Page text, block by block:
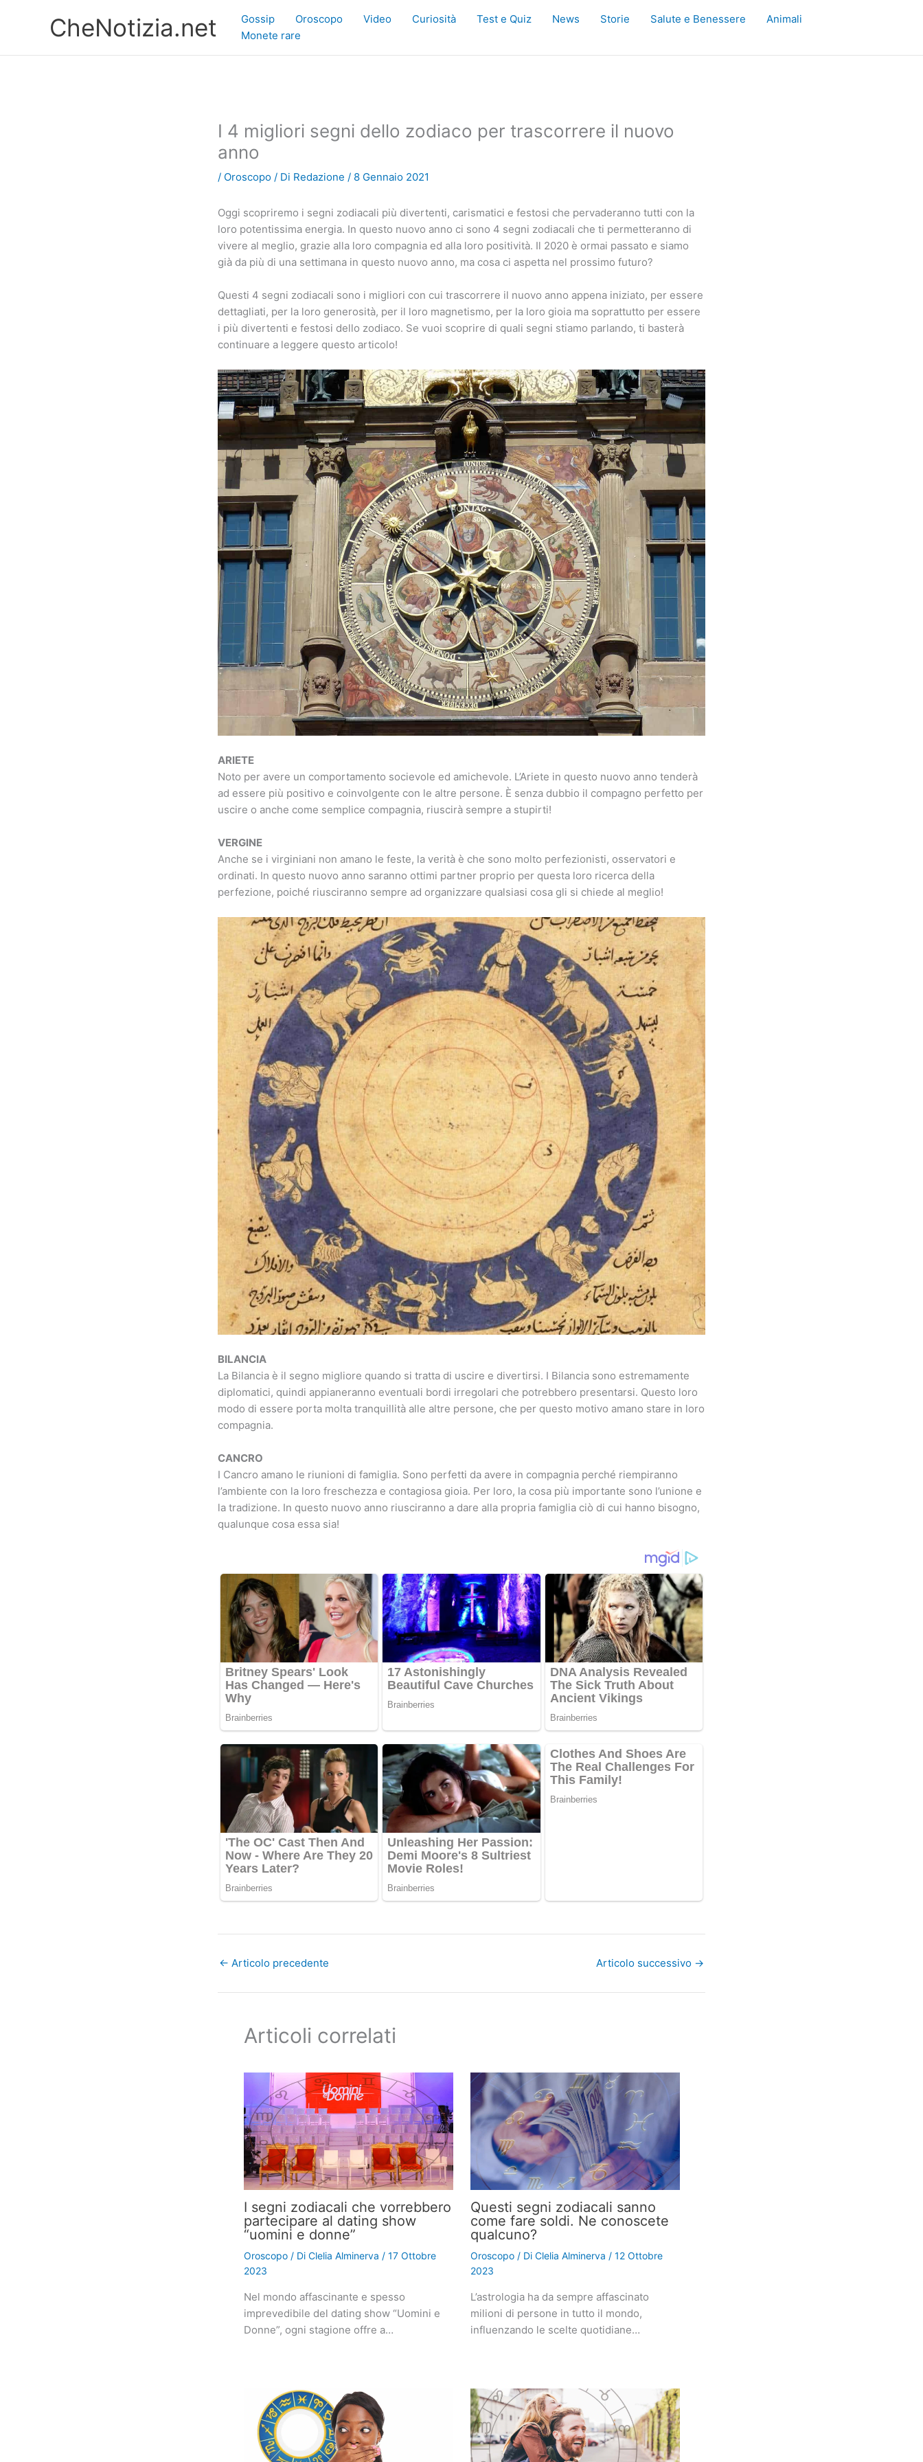
CheNotizia.net Gossip Oroscopo Video Curiosità Test e Quiz News Storie Salute e Benessere
Animali
Monete rare
I 4 migliori segni dello zodiaco per trascorrere il nuovo
anno
/ Oroscopo / Di Redazione / 8 Gennaio 2021
Oggi scopriremo i segni zodiacali più divertenti, carismatici e festosi che pervaderanno tutti con la
loro potentissima energia. In questo nuovo anno ci sono 4 segni zodiacali che ti permetteranno di
vivere al meglio, grazie alla loro compagnia ed alla loro positività. Il 2020 è ormai passato e siamo
già da più di una settimana in questo nuovo anno, ma cosa ci aspetta nel prossimo futuro?
Questi 4 segni zodiacali sono i migliori con cui trascorrere il nuovo anno appena iniziato, per essere
dettagliati, per la loro generosità, per il loro magnetismo, per la loro gioia ma soprattutto per essere
i più divertenti e festosi dello zodiaco. Se vuoi scoprire di quali segni stiamo parlando, ti basterà
continuare a leggere questo articolo!
ARIETE
Noto per avere un comportamento socievole ed amichevole. L’Ariete in questo nuovo anno tenderà
ad essere più positivo e coinvolgente con le altre persone. È senza dubbio il compagno perfetto per
uscire o anche come semplice compagnia, riuscirà sempre a stupirti!
VERGINE
Anche se i virginiani non amano le feste, la verità è che sono molto perfezionisti, osservatori e
ordinati. In questo nuovo anno saranno ottimi partner proprio per questa loro ricerca della
perfezione, poiché riusciranno sempre ad organizzare qualsiasi cosa gli si chiede al meglio!
BILANCIA
La Bilancia è il segno migliore quando si tratta di uscire e divertirsi. I Bilancia sono estremamente
diplomatici, quindi appianeranno eventuali bordi irregolari che potrebbero presentarsi. Questo loro
modo di essere porta molta tranquillità alle altre persone, che per questo motivo amano stare in loro
compagnia.
CANCRO
I Cancro amano le riunioni di famiglia. Sono perfetti da avere in compagnia perché riempiranno
l’ambiente con la loro freschezza e contagiosa gioia. Per loro, la cosa più importante sono l’unione e
la tradizione. In questo nuovo anno riusciranno a dare alla propria famiglia ciò di cui hanno bisogno,
qualunque cosa essa sia!
← Articolo precedente Articolo successivo →
Articoli correlati
I segni zodiacali che vorrebbero
partecipare al dating show
“uomini e donne”
Oroscopo/ Di Clelia Alminerva / 17 Ottobre
2023
Nel mondo affascinante e spesso
imprevedibile del dating show “Uomini e
Donne”, ogni stagione offre a…
Questi segni zodiacali sanno
come fare soldi. Ne conoscete
qualcuno?
Oroscopo/ Di Clelia Alminerva / 12 Ottobre
2023
L’astrologia ha da sempre affascinato
milioni di persone in tutto il mondo,
influenzando le scelte quotidiane…